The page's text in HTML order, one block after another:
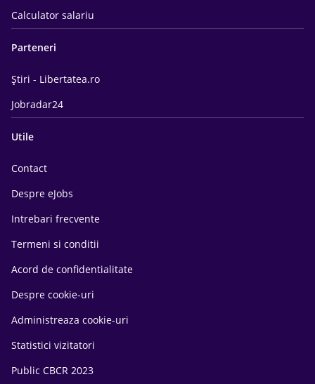
Calculator salariu
Parteneri
Știri - Libertatea.ro
Jobradar24
Utile
Contact
Despre eJobs
Intrebari frecvente
Termeni si conditii
Acord de confidentialitate
Despre cookie-uri
Administreaza cookie-uri
Statistici vizitatori
Public CBCR 2023